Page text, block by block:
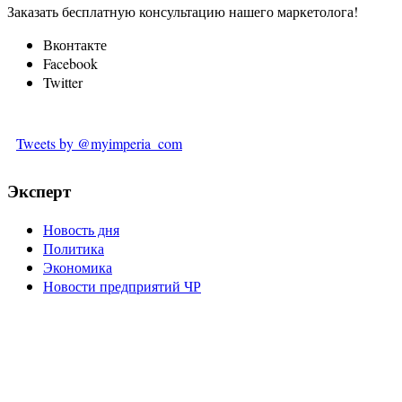
Заказать бесплатную консультацию нашего маркетолога!
Вконтакте
Facebook
Twitter
Tweets by @myimperia_com
Эксперт
Новость дня
Политика
Экономика
Новости предприятий ЧР